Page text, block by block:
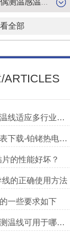
全部
ARTICLES
美国OMEGA测温线适应多行业需求
S型热电偶分度表下载-铂铑热电偶分度表
的性能好坏？
的正确使用方法
一些要求如下
OMEGA热电偶测温线可用于哪些领域